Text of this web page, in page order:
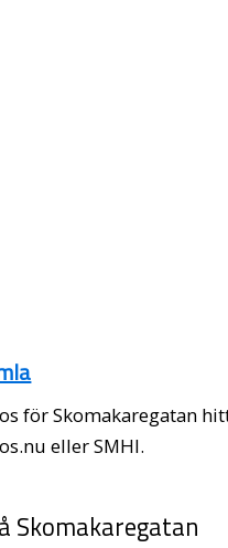
för Skomakaregatan
eller SMHI.
Skomakaregatan